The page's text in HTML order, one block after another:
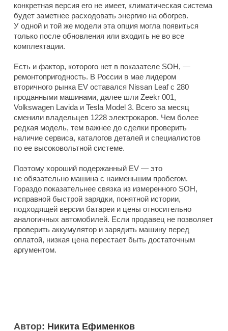
конкретная версия его не имеет, климатическая система
будет заметнее расходовать энергию на обогрев.
У одной и той же модели эта опция могла появиться
только после обновления или входить не во все
комплектации.
Есть и фактор, которого нет в показателе SOH, —
ремонтопригодность. В России в мае лидером
вторичного рынка EV оставался Nissan Leaf с 280
проданными машинами, далее шли Zeekr 001,
Volkswagen Lavida и Tesla Model 3. Всего за месяц
сменили владельцев 1228 электрокаров. Чем более
редкая модель, тем важнее до сделки проверить
наличие сервиса, каталогов деталей и специалистов
по ее высоковольтной системе.
Поэтому хороший подержанный EV — это
не обязательно машина с наименьшим пробегом.
Гораздо показательнее связка из измеренного SOH,
исправной быстрой зарядки, понятной истории,
подходящей версии батареи и цены относительно
аналогичных автомобилей. Если продавец не позволяет
проверить аккумулятор и зарядить машину перед
оплатой, низкая цена перестает быть достаточным
аргументом.
Автор: Никита Ефименков